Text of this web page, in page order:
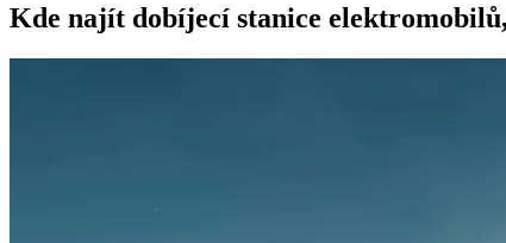
Kde najít dobíjecí stanice